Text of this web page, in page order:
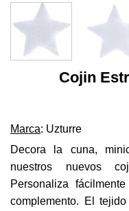
Cojin
Marca: Uzturre
Decora la cuna,
nuestros nuevos
Personaliza
complemento. El